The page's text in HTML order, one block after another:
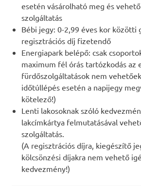
esetén vásárolható meg és
szolgáltatás
Bébi jegy: 0-2,99 éves kor közötti
regisztrációs díj fizetendő
Energiapark belépő: csak
maximum fél órás tartózkodás az
fürdőszolgáltatások nem
időtúllépés esetén a napijegy
kötelező!)
Lenti lakosoknak szóló
lakcímkártya felmutatásával
szolgáltatás.
(A regisztrációs díjra, kiegészítő
kölcsönzési díjakra nem vehető
kedvezmény!)